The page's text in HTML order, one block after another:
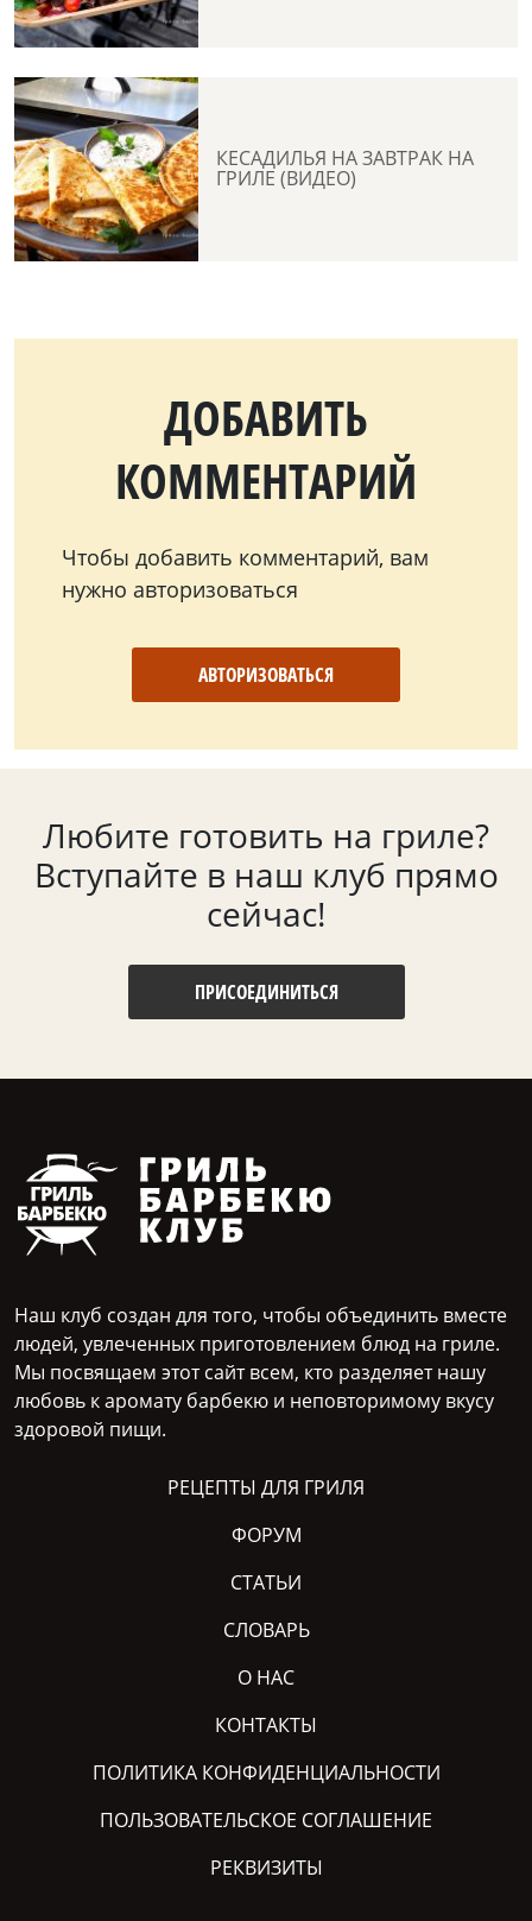
КЕСАДИЛЬЯ НА ЗАВТРАК НА
ГРИЛЕ (ВИДЕО)
ДОБАВИТЬ
КОММЕНТАРИЙ
Чтобы добавить комментарий, вам
нужно авторизоваться
АВТОРИЗОВАТЬСЯ
Любите готовить на гриле?
Вступайте в наш клуб прямо
сейчас!
ПРИСОЕДИНИТЬСЯ
Наш клуб создан для того, чтобы объединить вместе
людей, увлеченных приготовлением блюд на гриле.
Мы посвящаем этот сайт всем, кто разделяет нашу
любовь к аромату барбекю и неповторимому вкусу
здоровой пищи.
РЕЦЕПТЫ ДЛЯ ГРИЛЯ
ФОРУМ
СТАТЬИ
СЛОВАРЬ
О НАС
КОНТАКТЫ
ПОЛИТИКА КОНФИДЕНЦИАЛЬНОСТИ
ПОЛЬЗОВАТЕЛЬСКОЕ СОГЛАШЕНИЕ
РЕКВИЗИТЫ